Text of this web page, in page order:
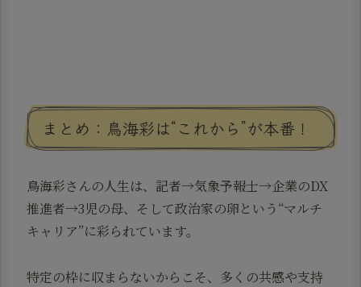
まとめ：鳥海彩は“これから”が本番！
鳥海彩さんの人生は、記者→気象予報士→企業のDX
推進者→3児の母、そして政治家の卵という“マルチ
キャリア”に彩られています。
特定の枠に収まらないからこそ、多くの共感や支持